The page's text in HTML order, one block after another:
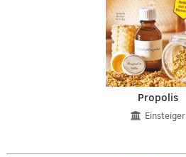
Propolis
Einsteiger